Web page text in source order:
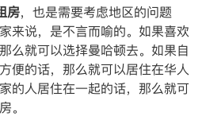
房，也是需要考虑地区的问题
来说，是不言而喻的。如果喜欢
么就可以选择曼哈顿去。如果自
便的话，那么就可以居住在华人
的人居住在一起的话，那么就可
。